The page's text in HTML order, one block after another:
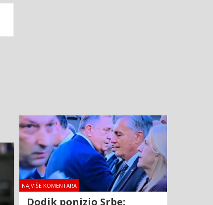
NAJVIŠE KOMENTARA
Dodik ponizio Srbe: